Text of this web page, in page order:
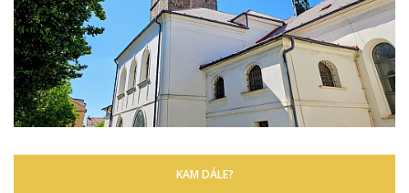
KAM DÁLE?